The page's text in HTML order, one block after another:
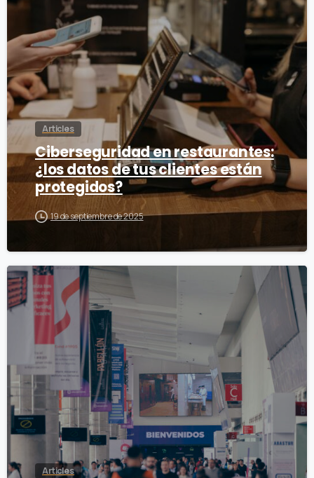
Articles
Ciberseguridad en restaurantes:
¿los datos de tus clientes están
protegidos?
19 de septiembre de 2025
Articles